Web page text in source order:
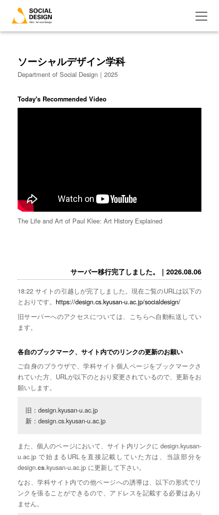
ソーシャルデザイン学科
Department of Social Design｜2025
Today's Recommended Video
The Life and Art of Paul Klee: Art History Explained
サーバー移行完了しました。｜2026.08.06
18:22 サイトの引越しが完了しました。現在ご覧のURLは以下の
とおりです。 https://design.cs.kyusan-u.ac.jp/socialdesign/
旧サーバーへのアクセスについては、こちらへ自動転送してい
ます。
各自のブックマーク、サイト内でのリンクの更新のお願い
ご自身のブラウザで、学科サイト個人ページをブックマークさ
れていた方、URLが以下のとおり変更されているので、更新をお
願いします。
旧：design.kyusan-u.ac.jp
新：design.cs.kyusan-u.ac.jp
また、個人のページにおいて、サイト内リンクに design.kyusan-
u.ac.jp で始まるURLを直接記載していた方は、当該部分を
design.cs.kyusan-u.ac.jp に更新して下さい。
なお、学科サイト内での他ページへの誘導は、以下の形式でリ
ンクを張ることができるので、アドレスを記載する必要はあり
ません。